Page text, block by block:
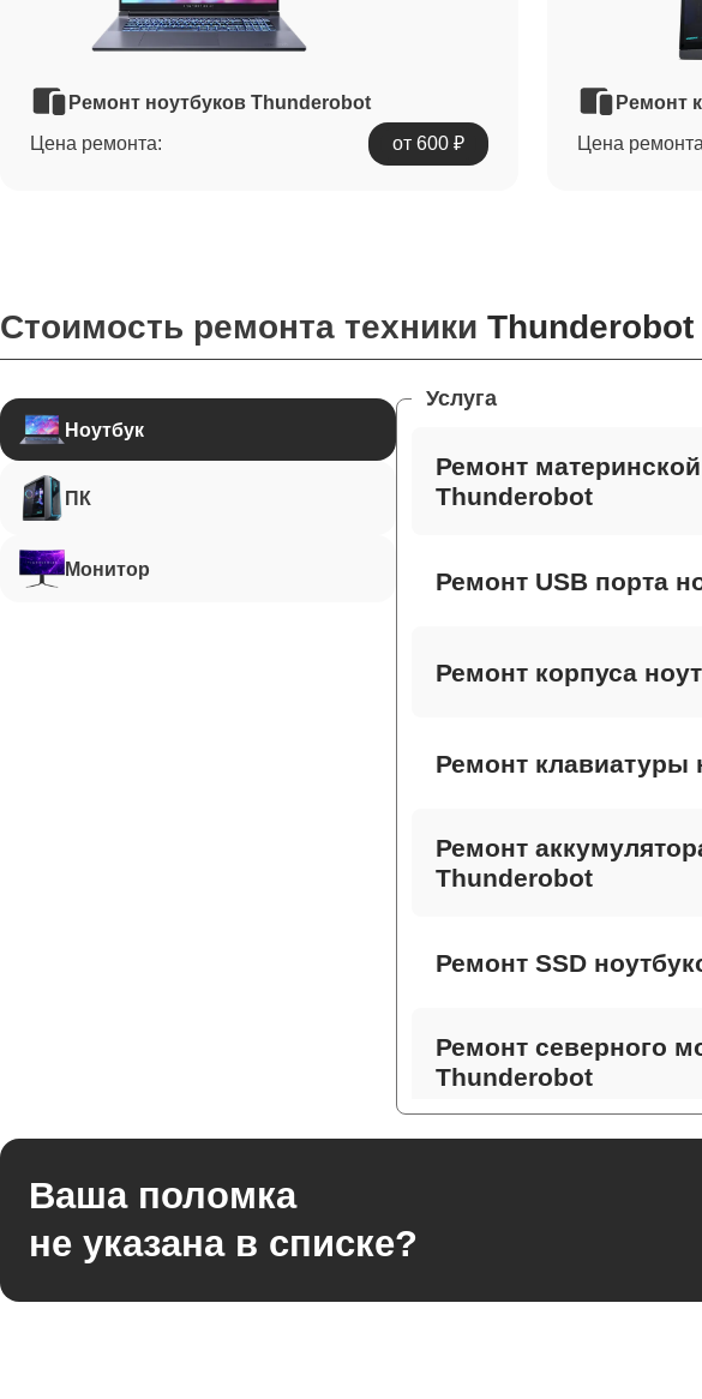
Ремонт ноутбуков Thunderobot
Цена ремонта:
от 600 ₽
Ремонт
Цена
Стоимость ремонта техники Thunderobot
Ноутбук
ПК
Монитор
Услуга
Ремонт
Thunderobot
Ремонт USB порта
Ремонт корпуса
Ремонт клавиатуры
Ремонт
Thunderobot
Ремонт SSD
Ремонт северного
Thunderobot
Ваша поломка
не указана в списке?